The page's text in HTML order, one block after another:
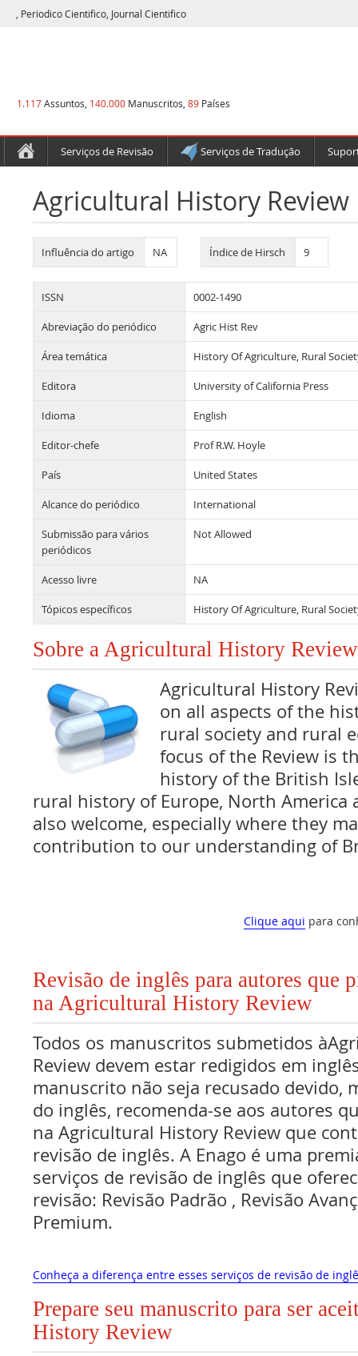
, Periodico Cientifico, Journal Cientifico
1.117Assuntos, 140.000 Manuscritos, 89 Países
Serviços de Revisão Serviços de Tradução
Agricultural History Review
Influência do artigo NA Índice de Hirsch 9
ISSN 0002-1490
Abreviação do periódico Agric Hist Rev
Área temática History Of Agriculture, Rural
Editora University of California Press
Idioma English
Editor-chefe Prof R.W. Hoyle
País United States
Alcance do periódico International
Submissão para vários
periódicos
Not Allowed
Acesso livre NA
Tópicos específicos History Of Agriculture, Rural
Sobre a Agricultural History Review
Agricultural History
on all aspects of the
rural society and rural
focus of the Review is
history of the British
rural history of Europe, North America
also welcome, especially where they
contribution to our understanding of
Clique aqui para
Revisão de inglês para autores que
na Agricultural History Review
Todos os manuscritos submetidos
Review devem estar redigidos em
manuscrito não seja recusado devido,
do inglês, recomenda-se aos autores
na Agricultural History Review que
revisão de inglês. A Enago é uma
serviços de revisão de inglês que
revisão: Revisão Padrão , Revisão
Premium.
Conheça a diferença entre esses serviços de revisão de
Prepare seu manuscrito para ser
History Review